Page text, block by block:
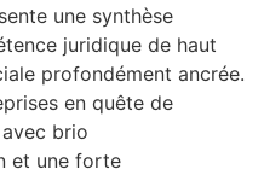
une synthèse
juridique de haut
profondément ancrée.
en quête de
brio
et une forte